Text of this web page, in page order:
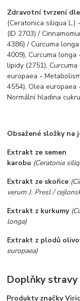
Zdravotní tvrzení
(Ceratonica siliqua
(ID 2703) /
4386) / Curcuma
4009), Curcuma
lipidy (2751),
europaea -
4554), Olea
Normální hladina
Obsažené složky na
Extrakt ze semen
karobu (Ceratonia
Extrakt ze skořice
verum J. Presl /
Extrakt z kurkumy
longa)
Extrakt z plodů
europaea)
Doplňky
Produkty značky